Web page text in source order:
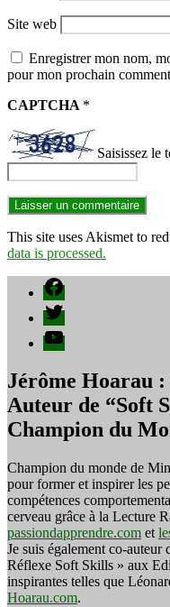
Site web
Enregistrer mon nom,
pour mon prochain
CAPTCHA *
Saisissez le
This site uses Akismet to
data is processed.
Facebook
Twitter
YouTube
Jérôme Hoarau
Auteur de “Soft
Champion du
Champion du monde de
pour former et inspirer les
compétences
cerveau grâce à la Lecture
passiondapprendre.com et
Je suis également co-
Réflexe Soft Skills » aux
inspirantes telles que
Hoarau.com.